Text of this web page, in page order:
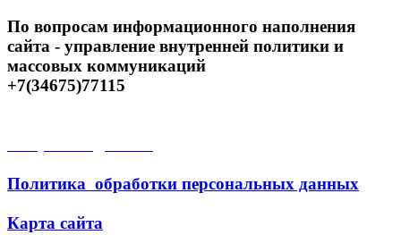
По вопросам информационного наполнения
сайта - управление внутренней политики и
массовых коммуникаций
+7(34675)77115
Политика обработки персональных данных
Карта сайта